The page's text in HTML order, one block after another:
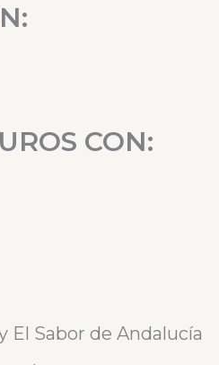
CON:
Sabor de Andalucía